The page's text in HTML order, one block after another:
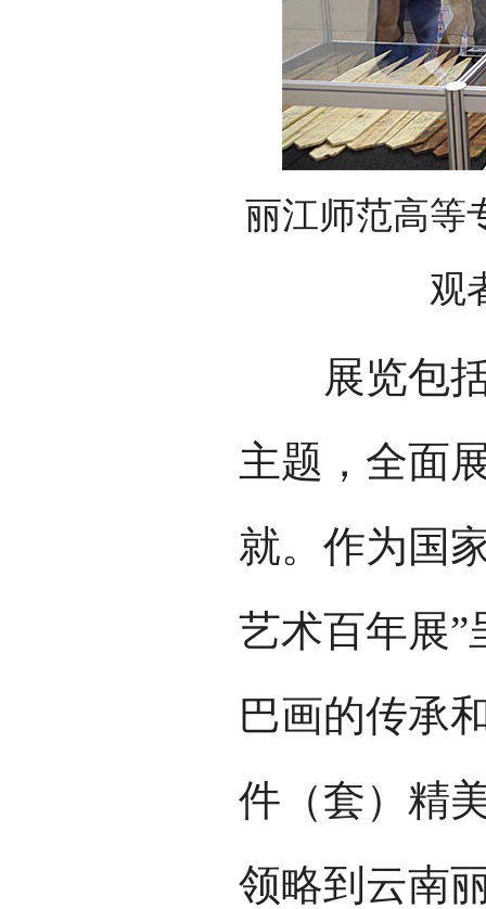
丽江师范高等
观
展览包括
主题，全面
就。作为国
艺术百年展
巴画的传承
件（套）精
领略到云南